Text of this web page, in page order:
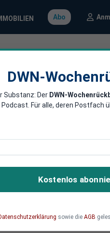
Abo
für
immer schwerer,
entwickeln, wie diese
DWN-
Substanz: Der DWN-
Für alle, deren Postfach
Kostenlos
sowie die AGB